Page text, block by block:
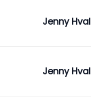
Jenny Hval
Jenny Hval